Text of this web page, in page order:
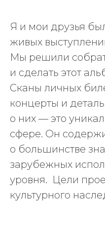
Я и мои друзья
живых
Мы решили
и сделать этот
Сканы личных
концерты и
о них — это
сфере. Он
о большинстве
зарубежных
уровня. Цели
культурного